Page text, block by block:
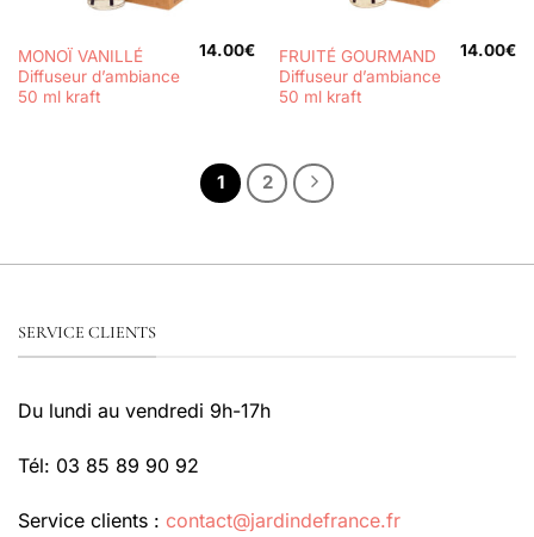
MONOÏ VANILLÉ
Diffuseur d’ambiance
50 ml kraft
14.00€
FRUITÉ GOURMAND
Diffuseur d’ambiance
50 ml kraft
14.00€
1 2
SERVICE CLIENTS
Du lundi au vendredi 9h-17h
Tél: 03 85 89 90 92
Service clients : contact@jardindefrance.fr